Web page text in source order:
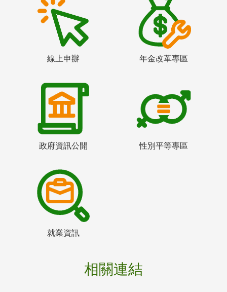
線上申辦 年金改革專區
政府資訊公開 性別平等專區
就業資訊
相關連結